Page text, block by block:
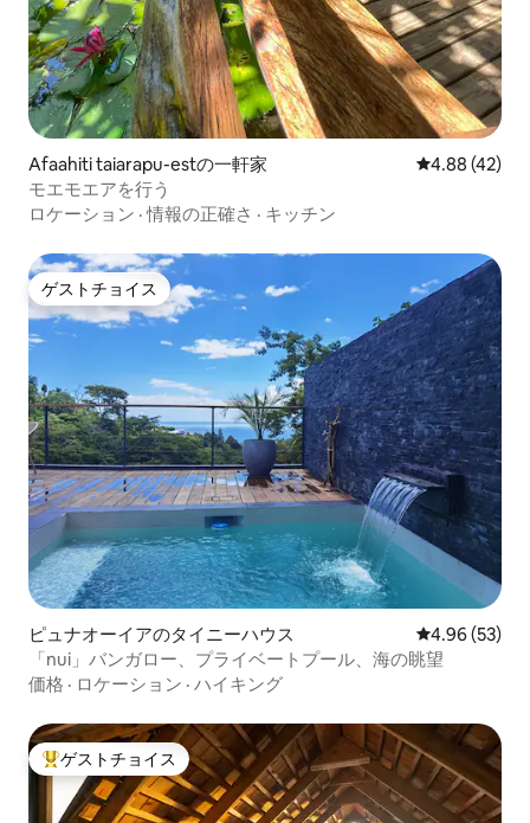
Afaahiti taiarapu-estの一軒家 レビュー42
4.88 (42)
モエモエアを行う
ロケーション ·情報の正確さ · キッチン
ゲストチョイス
ゲストチョイス
ピュナオーイアのタイニーハウス レビュー53
4.96 (53)
「nui」バンガロー、プライベートプール、海の眺望
価格 · ロケーション · ハイキング
大好評のゲストチョイスです。
ゲストチョイス